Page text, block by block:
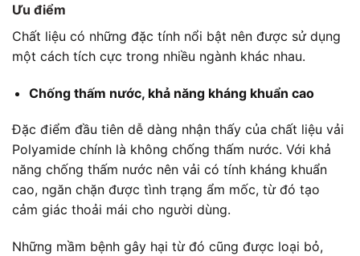
Ưu điểm
Chất liệu có những đặc tính nổi bật nên được sử dụng
một cách tích cực trong nhiều ngành khác nhau.
Chống thấm nước, khả năng kháng khuẩn cao
Đặc điểm đầu tiên dễ dàng nhận thấy của chất liệu vải
Polyamide chính là không chống thấm nước. Với khả
năng chống thấm nước nên vải có tính kháng khuẩn
cao, ngăn chặn được tình trạng ẩm mốc, từ đó tạo
cảm giác thoải mái cho người dùng.
Những mầm bệnh gây hại từ đó cũng được loại bỏ,